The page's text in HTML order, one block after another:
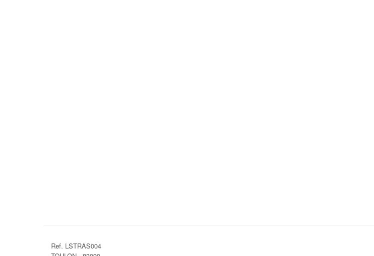
Ref. LSTRAS004